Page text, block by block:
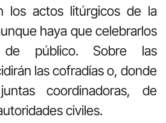
los actos litúrgicos de la
haya que celebrarlos
de público. Sobre las
las cofradías o, donde
coordinadoras, de
civiles.